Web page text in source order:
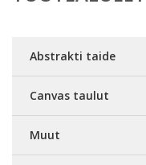
Abstrakti taide
Canvas taulut
Muut